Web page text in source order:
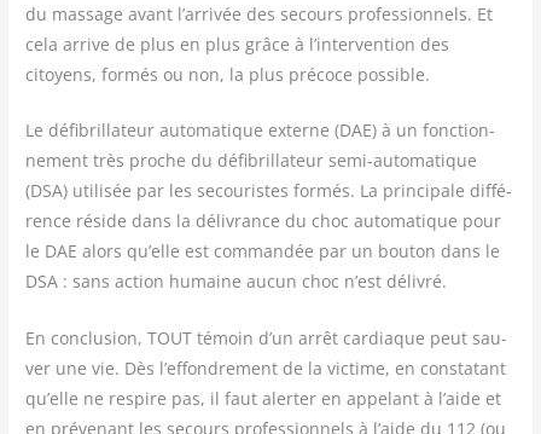
du mas­sage avant l’arrivée des secours pro­fes­sion­nels. Et
cela arrive de plus en plus grâce à l’intervention des
citoyens, for­més ou non, la plus pré­coce possible.
Le défi­bril­la­teur auto­ma­tique externe (DAE) à un fonc­tion­
ne­ment très proche du défi­bril­la­teur semi-auto­ma­tique
(DSA) uti­li­sée par les secou­ristes for­més. La prin­ci­pale dif­fé­
rence réside dans la déli­vrance du choc auto­ma­tique pour
le DAE alors qu’elle est com­man­dée par un bou­ton dans le
DSA : sans action humaine aucun choc n’est délivré.
En conclu­sion, TOUT témoin d’un arrêt car­diaque peut sau­
ver une vie. Dès l’effondrement de la vic­time, en consta­tant
qu’elle ne res­pire pas, il faut aler­ter en appe­lant à l’aide et
en pré­ve­nant les secours pro­fes­sion­nels à l’aide du 112 (ou